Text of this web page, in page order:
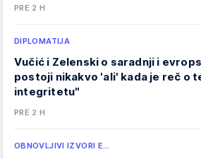
PRE 2 H
DIPLOMATIJA
Vučić i Zelenski o saradnji i
postoji nikakvo 'ali' kada je reč o
integritetu"
PRE 2 H
OBNOVLJIVI IZVORI E…